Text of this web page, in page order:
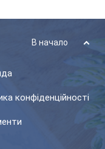
В начало
конфіденційності